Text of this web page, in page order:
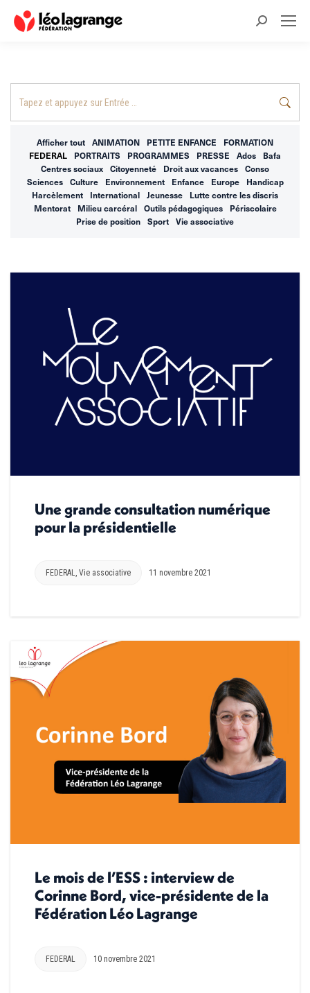
Recherche
Afficher tout ANIMATION PETITE ENFANCE
FORMATION
FEDERAL
PORTRAITS PROGRAMMES PRESSE Ados
Bafa
Centres sociaux
Citoyenneté Droit aux vacances
Conso
Sciences
Culture Environnement Enfance Europe
Handicap
Harcèlement
International Jeunesse
Lutte contre les discris
Mentorat
Milieu carcéral Outils pédagogiques
Périscolaire
Prise de position
Sport Vie associative
Une grande consultation numérique
pour la présidentielle
FEDERAL, Vie associative 11 novembre 2021
Le mois de l’ESS : interview de
Corinne Bord, vice-présidente de la
Fédération Léo Lagrange
FEDERAL 10 novembre 2021